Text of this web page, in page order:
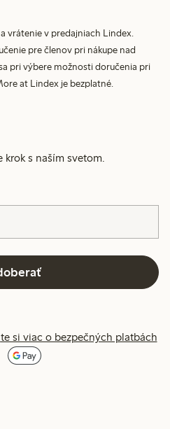
vrátenie v predajniach Lindex.
pre členov pri nákupe nad
pri výbere možnosti doručenia pri
at Lindex je bezplatné.
krok s naším svetom.
si viac o bezpečných platbách